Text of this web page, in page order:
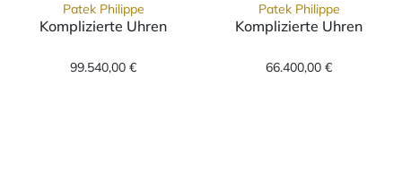
Patek Philippe
Komplizierte Uhren
99.540,00 €
Patek Philippe
Komplizierte Uhren
66.400,00 €